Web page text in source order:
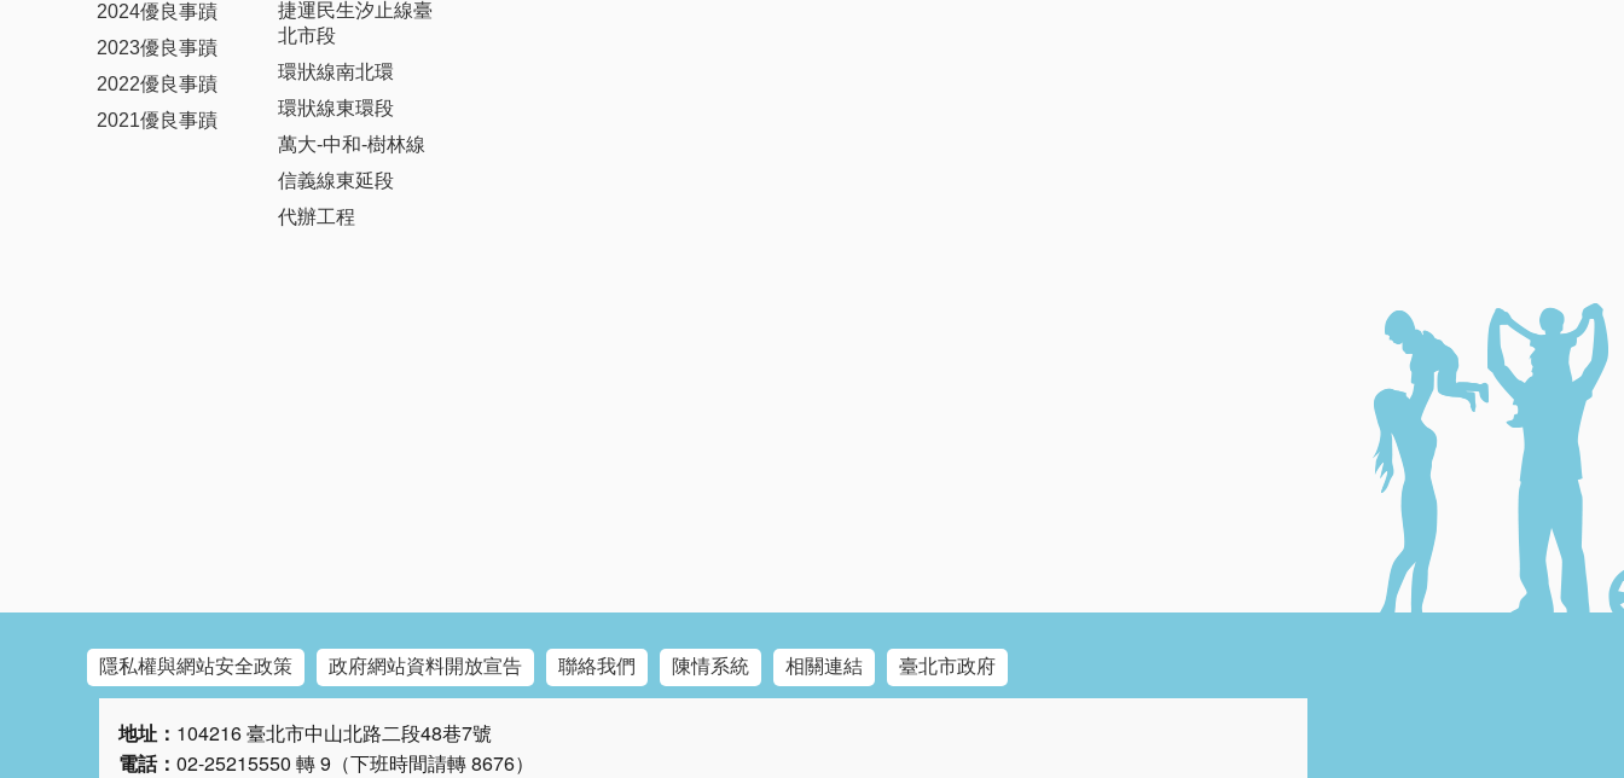
2024優良事蹟
2023優良事蹟
2022優良事蹟
2021優良事蹟
捷運民生汐止線臺
北市段
環狀線南北環
環狀線東環段
萬大-中和-樹林線
信義線東延段
代辦工程
隱私權與網站安全政策 政府網站資料開放宣告 聯絡我們 陳情系統 相關連結 臺北市政府
地址： 104216 臺北市中山北路二段48巷7號
電話： 02-25215550 轉 9（下班時間請轉 8676）